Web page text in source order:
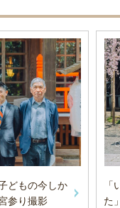
どもの今しか
参り撮影
た